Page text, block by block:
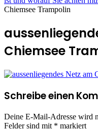
Chiemsee Trampolin
Chiemsee
Schreibe einen
Deine E-Mail-Adresse wird
Felder sind mit * markiert